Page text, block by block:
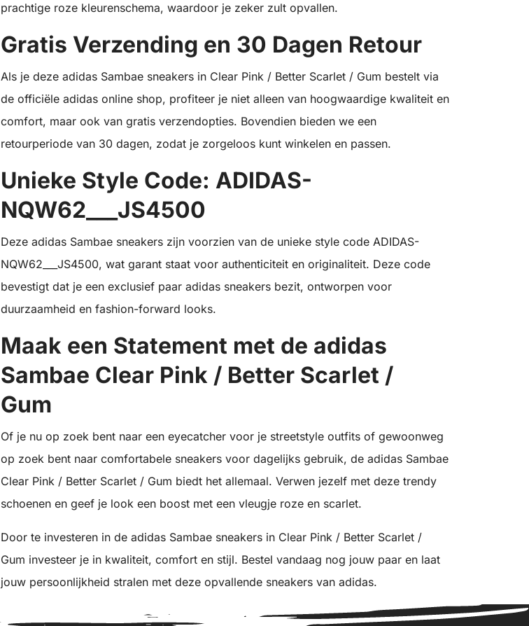
prachtige roze kleurenschema, waardoor je zeker zult opvallen.
Gratis Verzending en 30 Dagen Retour
Als je deze adidas Sambae sneakers in Clear Pink / Better Scarlet / Gum bestelt via
de officiële adidas online shop, profiteer je niet alleen van hoogwaardige kwaliteit en
comfort, maar ook van gratis verzendopties. Bovendien bieden we een
retourperiode van 30 dagen, zodat je zorgeloos kunt winkelen en passen.
Unieke Style Code: ADIDAS-
NQW62___JS4500
Deze adidas Sambae sneakers zijn voorzien van de unieke style code ADIDAS-
NQW62___JS4500, wat garant staat voor authenticiteit en originaliteit. Deze code
bevestigt dat je een exclusief paar adidas sneakers bezit, ontworpen voor
duurzaamheid en fashion-forward looks.
Maak een Statement met de adidas
Sambae Clear Pink / Better Scarlet /
Gum
Of je nu op zoek bent naar een eyecatcher voor je streetstyle outfits of gewoonweg
op zoek bent naar comfortabele sneakers voor dagelijks gebruik, de adidas Sambae
Clear Pink / Better Scarlet / Gum biedt het allemaal. Verwen jezelf met deze trendy
schoenen en geef je look een boost met een vleugje roze en scarlet.
Door te investeren in de adidas Sambae sneakers in Clear Pink / Better Scarlet /
Gum investeer je in kwaliteit, comfort en stijl. Bestel vandaag nog jouw paar en laat
jouw persoonlijkheid stralen met deze opvallende sneakers van adidas.